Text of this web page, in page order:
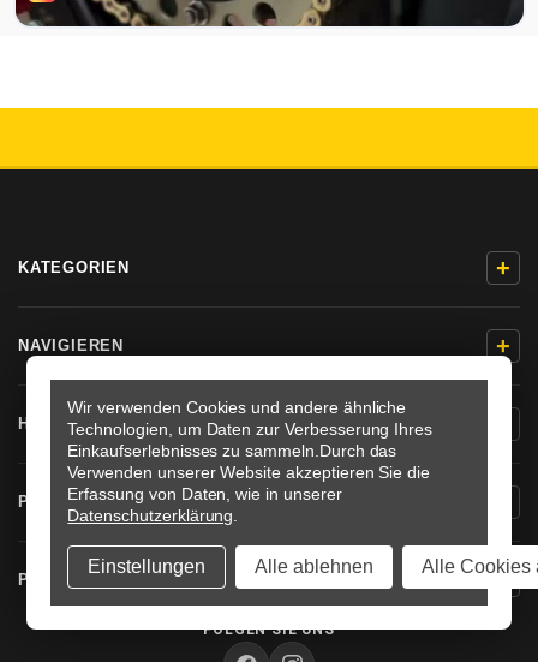
KATEGORIEN +
NAVIGIEREN +
HILFE & KONTAKT
PRODUKTINFORMATIONEN
PRO-BOLT DEUTSCHLAND +
FOLGEN SIE UNS
Wir verwenden Cookies und andere ähnliche
Technologien, um Daten zur Verbesserung Ihres
Einkaufserlebnisses zu sammeln. Durch das
Verwenden unserer Website akzeptieren Sie die
Erfassung von Daten, wie in unserer
Datenschutzerklärung
Einstellungen Alle ablehnen Alle Cookies